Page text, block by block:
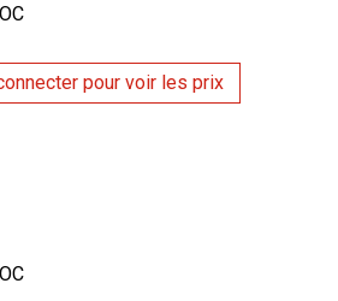
pour voir les prix